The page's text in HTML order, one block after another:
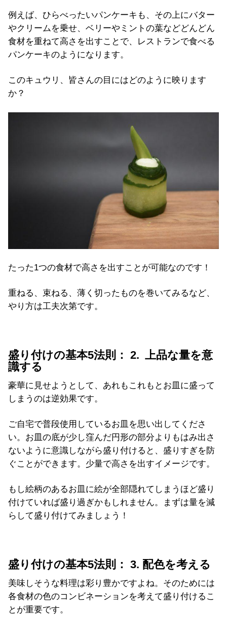
例えば、ひらべったいパンケーキも、その上にバター
やクリームを乗せ、ベリーやミントの葉などどんどん
食材を重ねて高さを出すことで、レストランで食べる
パンケーキのようになります。
このキュウリ、皆さんの目にはどのように映ります
か？
たった1つの食材で高さを出すことが可能なのです！
重ねる、束ねる、薄く切ったものを巻いてみるなど、
やり方は工夫次第です。
盛り付けの基本5法則： 2. 上品な量を意
識する
豪華に見せようとして、あれもこれもとお皿に盛って
しまうのは逆効果です。
ご自宅で普段使用しているお皿を思い出してくださ
い。お皿の底が少し窪んだ円形の部分よりもはみ出さ
ないように意識しながら盛り付けると、盛りすぎを防
ぐことができます。少量で高さを出すイメージです。
もし絵柄のあるお皿に絵が全部隠れてしまうほど盛り
付けていれば盛り過ぎかもしれません。まずは量を減
らして盛り付けてみましょう！
盛り付けの基本5法則： 3. 配色を考える
美味しそうな料理は彩り豊かですよね。そのためには
各食材の色のコンビネーションを考えて盛り付けるこ
とが重要です。